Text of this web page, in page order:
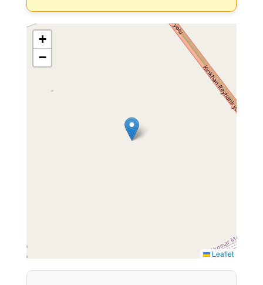
+
−
Leaflet